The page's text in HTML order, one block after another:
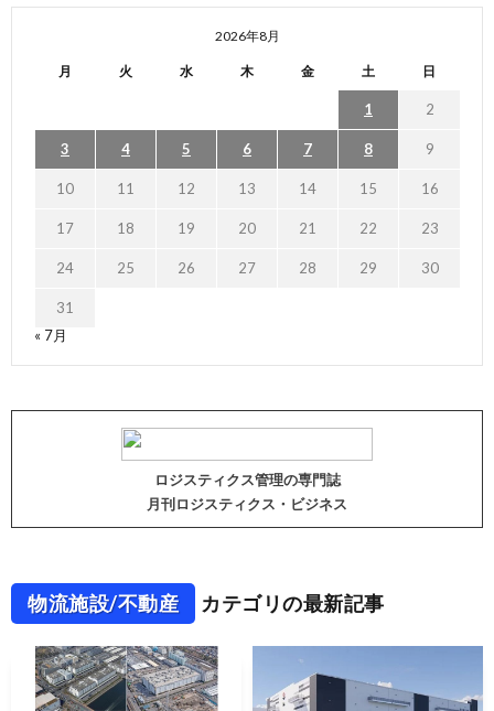
2026年8月
月 火 水 木 金 土 日
1 2
3 4 5 6 7 8 9
10 11 12 13 14 15 16
17 18 19 20 21 22 23
24 25 26 27 28 29 30
31
« 7月
ロジスティクス管理の専門誌
月刊ロジスティクス・ビジネス
物流施設/不動産 カテゴリの最新記事